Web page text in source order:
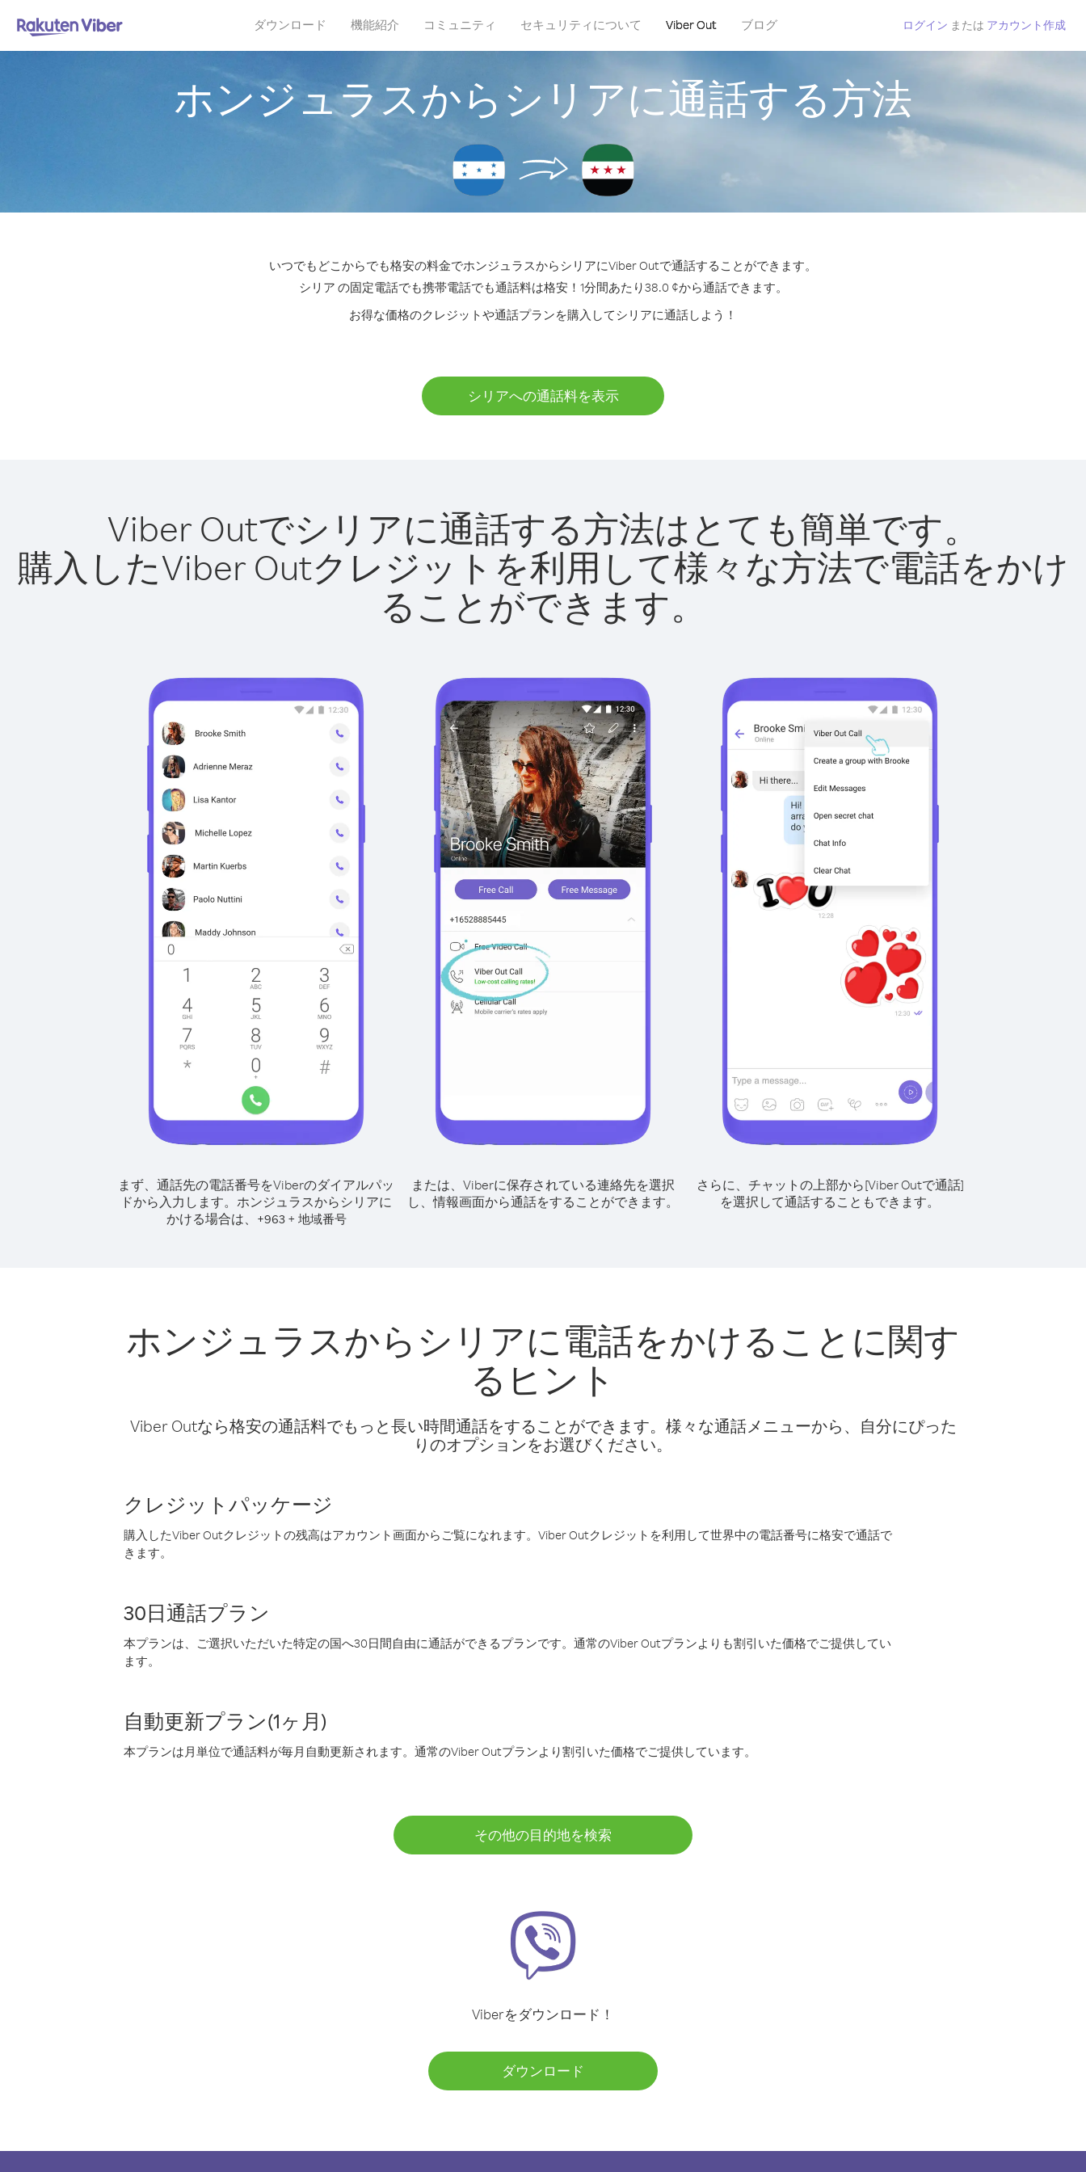
ダウンロード 機能紹介 コミュニティ セキュリティについて Viber Out ブログ ログイン または アカウント作成
ホンジュラスからシリアに通話する方法
いつでもどこからでも格安の料金でホンジュラスからシリアにViber Outで通話することができます。
シリア の固定電話でも携帯電話でも通話料は格安！1分間あたり38.0 ¢から通話できます。
お得な価格のクレジットや通話プランを購入してシリアに通話しよう！
シリアへの通話料を表示
Viber Outでシリアに通話する方法はとても簡単です。
購入したViber Outクレジットを利用して様々な方法で電話をかけ
ることができます。
まず、通話先の電話番号をViberのダイアルパッ
ドから入力します。 ホンジュラスからシリアに
かける場合は、
+963+ 地域番号
または、Viberに保存されている連絡先を選択
し、情報画面から通話をすることができます。
さらに、チャットの上部から[Viber Outで通話]
を選択して通話することもできます。
ホンジュラスからシリアに電話をかけることに関す
るヒント
Viber Outなら格安の通話料でもっと長い時間通話をすることができます。様々な通話メニューから、自分にぴった
りのオプションをお選びください。
クレジットパッケージ
購入したViber Outクレジットの残高はアカウント画面からご覧になれます。Viber Outクレジットを利用して世界中の電話番号に格安で通話で
きます。
30日通話プラン
本プランは、ご選択いただいた特定の国へ30日間自由に通話ができるプランです。通常のViber Outプランよりも割引いた価格でご提供してい
ます。
自動更新プラン(1ヶ月)
本プランは月単位で通話料が毎月自動更新されます。通常のViber Outプランより割引いた価格でご提供しています。
その他の目的地を検索
Viberをダウンロード！
ダウンロード